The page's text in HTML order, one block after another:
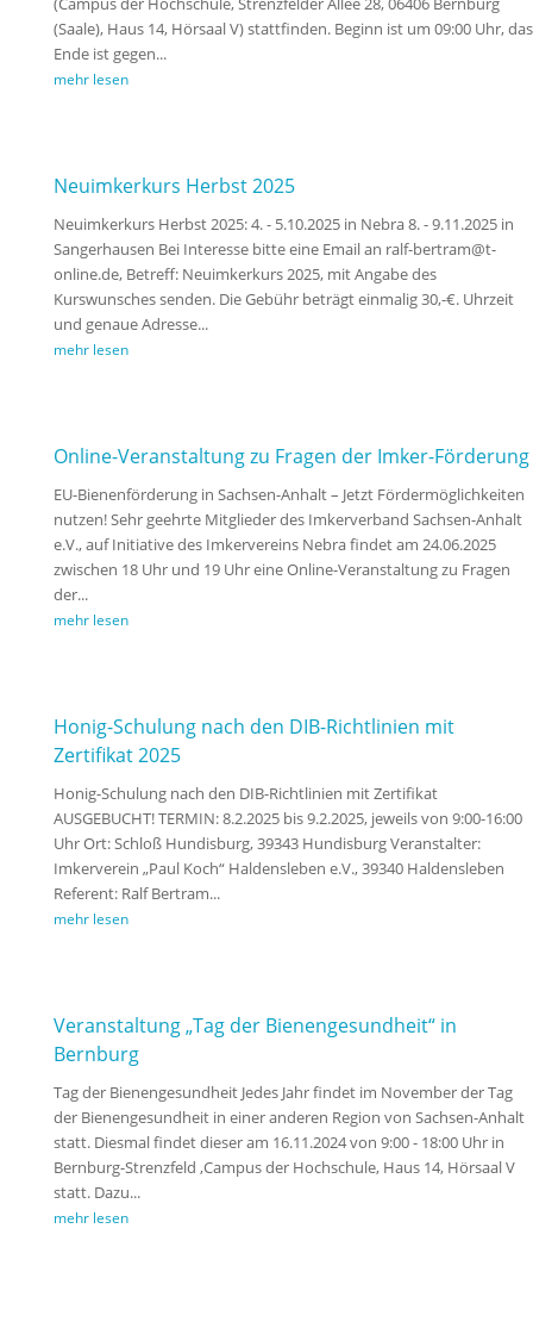
(Saale), Haus 14, Hörsaal V) stattfinden. Beginn ist um 09:00 Uhr, das
Ende ist gegen...
mehr lesen
Neuimkerkurs Herbst 2025
Neuimkerkurs Herbst 2025: 4. - 5.10.2025 in Nebra 8. - 9.11.2025 in
Sangerhausen Bei Interesse bitte eine Email an ralf-bertram@t-
online.de, Betreff: Neuimkerkurs 2025, mit Angabe des
Kurswunsches senden. Die Gebühr beträgt einmalig 30,-€. Uhrzeit
und genaue Adresse...
mehr lesen
Online-Veranstaltung zu Fragen der Imker-Förderung
EU-Bienenförderung in Sachsen-Anhalt – Jetzt Fördermöglichkeiten
nutzen! Sehr geehrte Mitglieder des Imkerverband Sachsen-Anhalt
e.V., auf Initiative des Imkervereins Nebra findet am 24.06.2025
zwischen 18 Uhr und 19 Uhr eine Online-Veranstaltung zu Fragen
der...
mehr lesen
Honig-Schulung nach den DIB-Richtlinien mit
Zertifikat 2025
Honig-Schulung nach den DIB-Richtlinien mit Zertifikat
AUSGEBUCHT! TERMIN: 8.2.2025 bis 9.2.2025, jeweils von 9:00-16:00
Uhr Ort: Schloß Hundisburg, 39343 Hundisburg Veranstalter:
Imkerverein „Paul Koch“ Haldensleben e.V., 39340 Haldensleben
Referent: Ralf Bertram...
mehr lesen
Veranstaltung „Tag der Bienengesundheit“ in
Bernburg
Tag der Bienengesundheit Jedes Jahr findet im November der Tag
der Bienengesundheit in einer anderen Region von Sachsen-Anhalt
statt. Diesmal findet dieser am 16.11.2024 von 9:00 - 18:00 Uhr in
Bernburg-Strenzfeld ,Campus der Hochschule, Haus 14, Hörsaal V
statt. Dazu...
mehr lesen